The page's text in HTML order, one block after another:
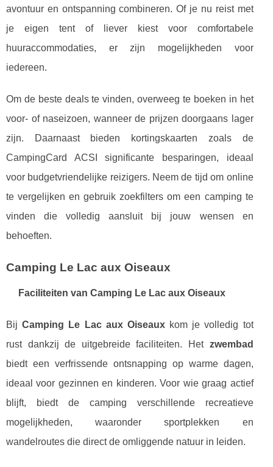
avontuur en ontspanning combineren. Of je nu reist met
je eigen tent of liever kiest voor comfortabele
huuraccommodaties, er zijn mogelijkheden voor
iedereen.
Om de beste deals te vinden, overweeg te boeken in het
voor- of naseizoen, wanneer de prijzen doorgaans lager
zijn. Daarnaast bieden kortingskaarten zoals de
CampingCard ACSI significante besparingen, ideaal
voor budgetvriendelijke reizigers. Neem de tijd om online
te vergelijken en gebruik zoekfilters om een camping te
vinden die volledig aansluit bij jouw wensen en
behoeften.
Camping Le Lac aux Oiseaux
Faciliteiten van Camping Le Lac aux Oiseaux
BijCamping Le Lac aux Oiseauxkom je volledig tot
rust dankzij de uitgebreide faciliteiten. Het zwembad
biedt een verfrissende ontsnapping op warme dagen,
ideaal voor gezinnen en kinderen. Voor wie graag actief
blijft, biedt de camping verschillende recreatieve
mogelijkheden, waaronder sportplekken en
wandelroutes die direct de omliggende natuur in leiden.